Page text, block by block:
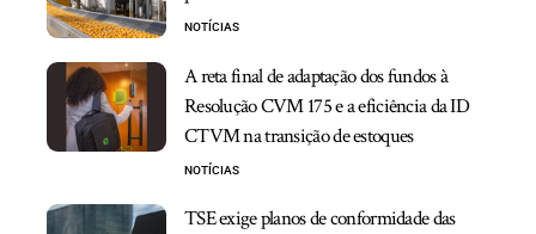
NOTÍCIAS
A reta final de adaptação dos fundos à
Resolução CVM 175 e a eficiência da ID
CTVM na transição de estoques
NOTÍCIAS
TSE exige planos de conformidade das